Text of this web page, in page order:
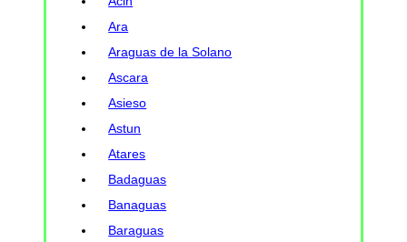
Ara
Araguas de la Solano
Ascara
Asieso
Astun
Atares
Badaguas
Banaguas
Baraguas